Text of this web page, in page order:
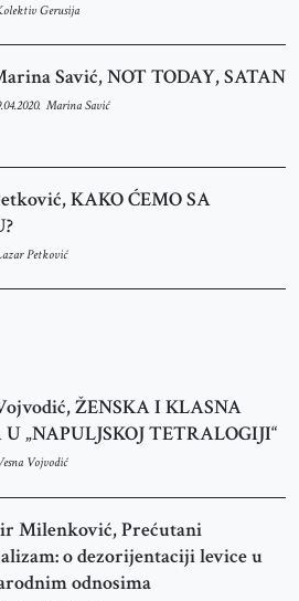
Gerusija
Savić, NOT TODAY, SATAN
Marina Savić
KAKO ĆEMO SA
Petković
ŽENSKA I KLASNA
U „NAPULJSKOJ TETRALOGIJI“
Vojvodić
Milenković, Prećutani
o dezorijentaciji levice u
odnosima